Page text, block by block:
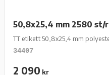
50,8x25,4 mm 2580
TT etikett 50,8x25,4 mm
34407
2 090 kr